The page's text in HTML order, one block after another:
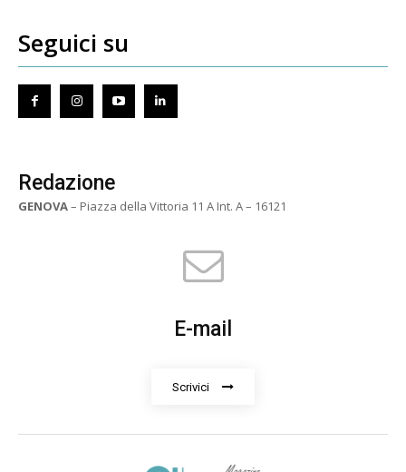
Seguici su
Redazione
GENOVA– Piazza della Vittoria 11 A Int. A – 16121
E-mail
Scrivici